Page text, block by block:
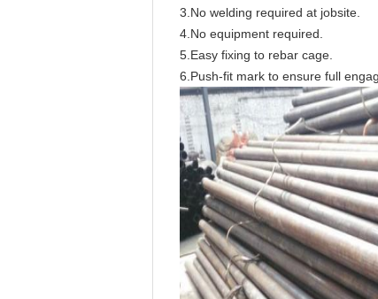
3.No welding required at jobsite.
4.No equipment required.
5.Easy fixing to rebar cage.
6.Push-fit mark to ensure full